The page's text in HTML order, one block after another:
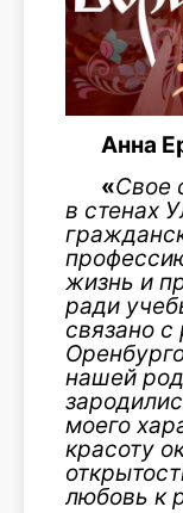
Анна
«Свое
в стенах
жизнь и
ради
связано
нашей
моего
красоту
любовь к